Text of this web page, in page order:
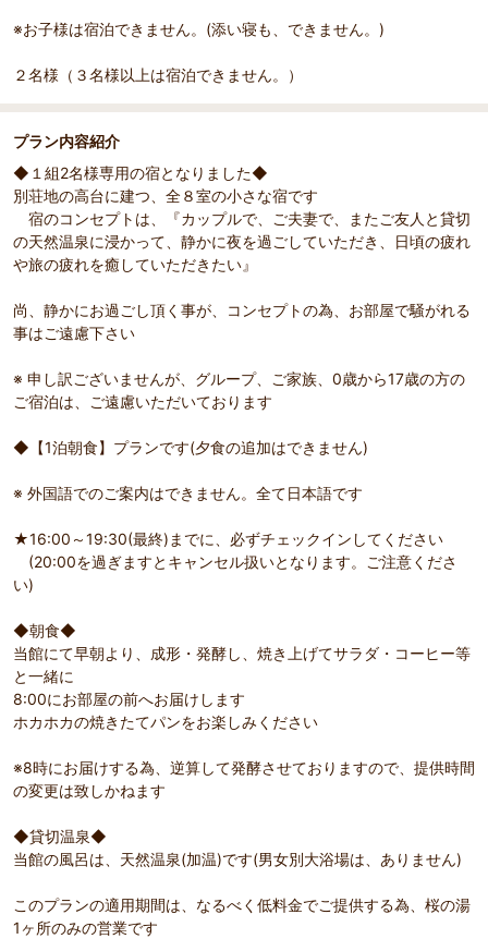
※お子様は宿泊できません。(添い寝も、できません。)
２名様（３名様以上は宿泊できません。）
プラン内容紹介
◆１組2名様専用の宿となりました◆
別荘地の高台に建つ、全８室の小さな宿です
宿のコンセプトは、『カップルで、ご夫妻で、またご友人と貸切
の天然温泉に浸かって、静かに夜を過ごしていただき、日頃の疲れ
や旅の疲れを癒していただきたい』
尚、静かにお過ごし頂く事が、コンセプトの為、お部屋で騒がれる
事はご遠慮下さい
※ 申し訳ございませんが、グループ、ご家族、0歳から17歳の方の
ご宿泊は、ご遠慮いただいております
◆【1泊朝食】プランです(夕食の追加はできません)
※ 外国語でのご案内はできません。全て日本語です
★16:00～19:30(最終)までに、必ずチェックインしてください
(20:00を過ぎますとキャンセル扱いとなります。ご注意くださ
い)
◆朝食◆
当館にて早朝より、成形・発酵し、焼き上げてサラダ・コーヒー等
と一緒に
8:00にお部屋の前へお届けします
ホカホカの焼きたてパンをお楽しみください
※8時にお届けする為、逆算して発酵させておりますので、提供時間
の変更は致しかねます
◆貸切温泉◆
当館の風呂は、天然温泉(加温)です(男女別大浴場は、ありません)
このプランの適用期間は、なるべく低料金でご提供する為、桜の湯
1ヶ所のみの営業です
部屋詳細（1/ 3）
Pr
evi
ou
和モダン ダブル
浴衣
シ・
Ne
xt